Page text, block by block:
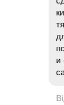
и